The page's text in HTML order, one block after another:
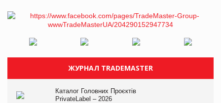
ЖУРНАЛ TRADEMASTER
Каталог Головних Проєктів
PrivateLabel – 2026